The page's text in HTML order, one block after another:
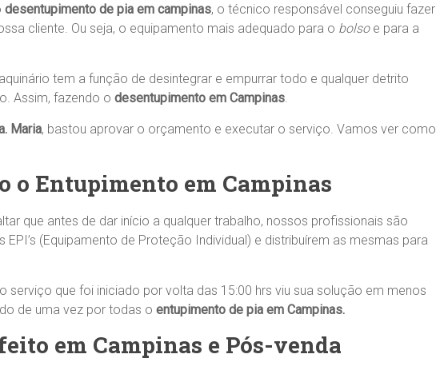
desentupimento de pia em campinas, o técnico responsável conseguiu fazer
cliente. Ou seja, o equipamento mais adequado para o bolsoe para a
tem a função de desintegrar e empurrar todo e qualquer detrito
Assim, fazendo o desentupimento em Campinas.
Maria, bastou aprovar o orçamento e executar o serviço. Vamos ver como
o Entupimento em Campinas
que antes de dar início a qualquer trabalho, nossos profissionais são
EPI’s (Equipamento de Proteção Individual) e distribuírem as mesmas para
serviço que foi iniciado por volta das 15:00 hrs viu sua solução em menos
de uma vez por todas o entupimento de pia em Campinas.
em Campinas e Pós-venda